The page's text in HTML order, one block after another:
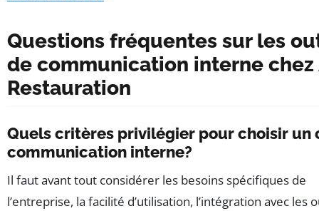
Questions fréquentes sur les
de communication interne chez
Restauration
Quels critères privilégier pour choisir un
communication interne?
Il faut avant tout considérer les besoins spécifiques de
l’entreprise, la facilité d’utilisation, l’intégration avec les